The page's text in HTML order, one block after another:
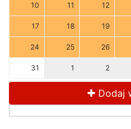
10 11 12
17 18 19
24 25 26
31 1 2
Dodaj